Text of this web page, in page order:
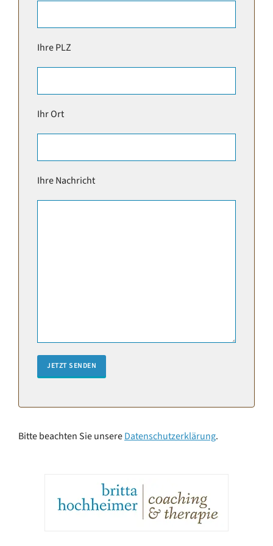
Ihre PLZ
Ihr Ort
Ihre Nachricht
Bitte beachten Sie unsereDatenschutzerklärung.